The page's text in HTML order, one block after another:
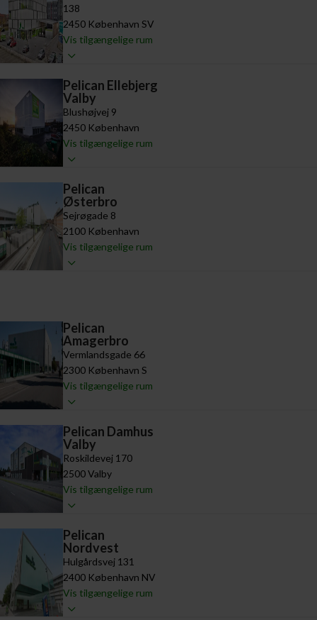
138
2450 København SV
Vis tilgængelige rum
Pelican Ellebjerg
Valby
Blushøjvej 9
2450 København
Vis tilgængelige rum
Pelican
Østerbro
Sejrøgade 8
2100 København
Vis tilgængelige rum
Pelican
Amagerbro​
Vermlandsgade 66
2300 København S
Vis tilgængelige rum
Pelican Damhus
Valby
Roskildevej 170
2500 Valby
Vis tilgængelige rum
Pelican
Nordvest
Hulgårdsvej 131
2400 København NV
Vis tilgængelige rum